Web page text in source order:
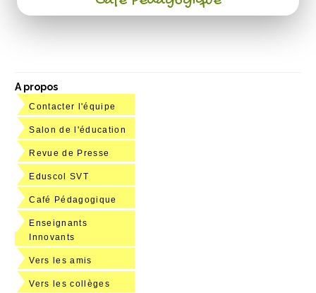
A propos
Contacter l'équipe
Salon de l'éducation
Revue de Presse
Eduscol SVT
Café Pédagogique
Enseignants
Innovants
Vers les amis
Vers les collèges